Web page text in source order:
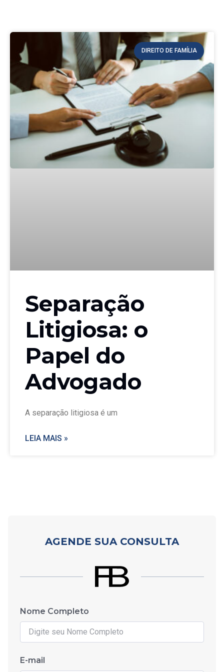
DIREITO DE FAMÍLIA
Separação
Litigiosa: o
Papel do
Advogado
A separação litigiosa é um
LEIA MAIS »
AGENDE SUA CONSULTA
Nome Completo
E-mail